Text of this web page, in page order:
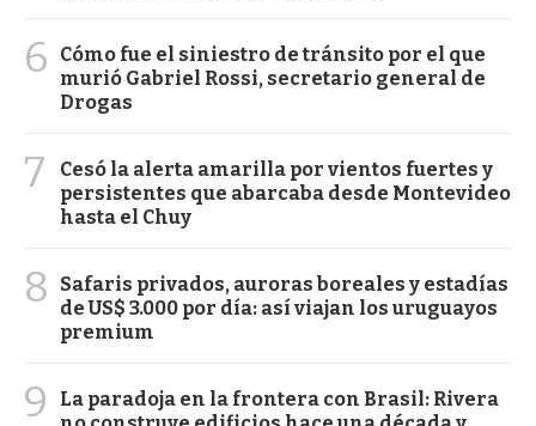
6
Cómo fue el siniestro de tránsito por el que
murió Gabriel Rossi, secretario general de
Drogas
7
Cesó la alerta amarilla por vientos fuertes y
persistentes que abarcaba desde Montevideo
hasta el Chuy
8
Safaris privados, auroras boreales y estadías
de US$ 3.000 por día: así viajan los uruguayos
premium
9
La paradoja en la frontera con Brasil: Rivera